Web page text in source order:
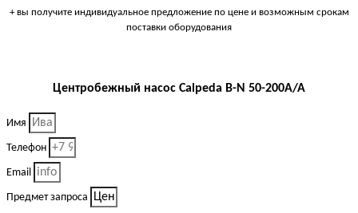
+ вы получите индивидуальное предложение по цене и возможным срокам
поставки оборудования
Центробежный насос Calpeda B-N 50-200A/A
Имя
Телефон
Email
Предмет запроса